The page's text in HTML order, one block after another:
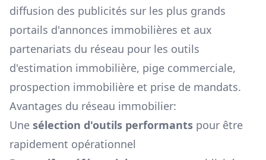
diffusion des publicités sur les plus grands
portails d'annonces immobilières et aux
partenariats du réseau pour les outils
d'estimation immobilière, pige commerciale,
prospection immobilière et prise de mandats.
Avantages du réseau immobilier:
Une sélection d'outils performants pour être
rapidement opérationnel